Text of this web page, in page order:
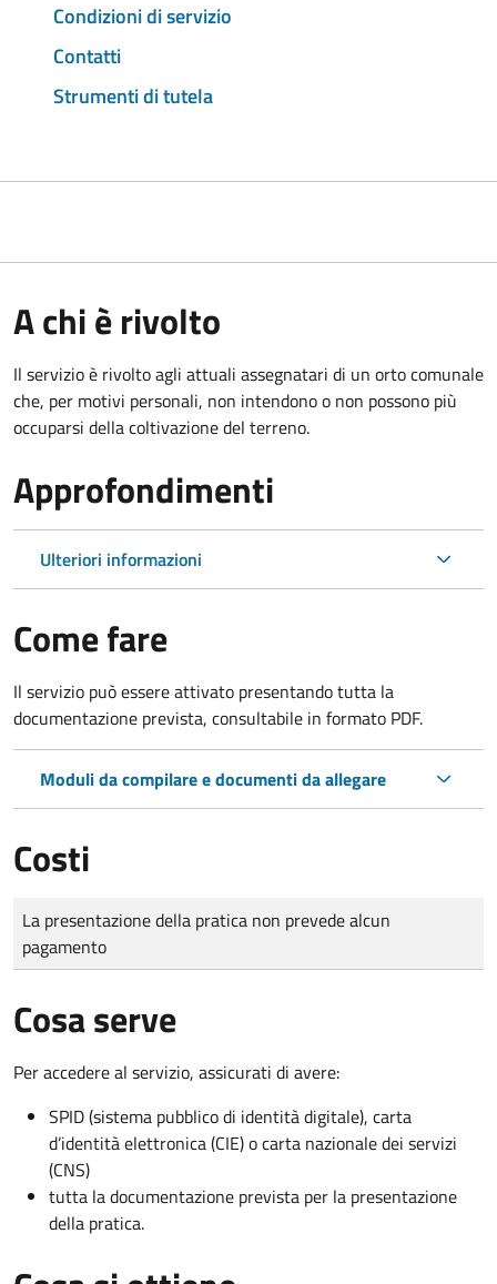
Condizioni di servizio
Contatti
Strumenti di tutela
A chi è rivolto
Il servizio è rivolto agli attuali assegnatari di un orto comunale
che, per motivi personali, non intendono o non possono più
occuparsi della coltivazione del terreno.
Approfondimenti
Ulteriori informazioni
Come fare
Il servizio può essere attivato presentando tutta la
documentazione prevista, consultabile in formato PDF.
Moduli da compilare e documenti da allegare
Costi
Tipo di pagamento
Importo
La presentazione della pratica non prevede alcun
pagamento
Cosa serve
Per accedere al servizio, assicurati di avere:
SPID (sistema pubblico di identità digitale), carta
d’identità elettronica (CIE) o carta nazionale dei servizi
(CNS)
tutta la documentazione prevista per la presentazione
della pratica.